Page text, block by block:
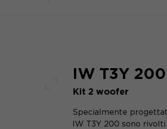
Schermo intero
IW T3Y 200
Kit 2 woofer
Specialmente
IW T3Y 200 sono